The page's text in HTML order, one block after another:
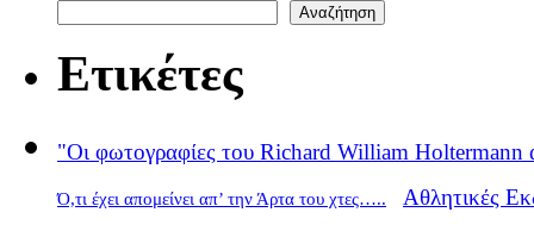
Αναζήτηση
Ετικέτες
"Οι φωτογραφίες του Richard William Holtermann
Ό,τι έχει απομείνει απ’ την Άρτα του χτες….. Αθλητικές